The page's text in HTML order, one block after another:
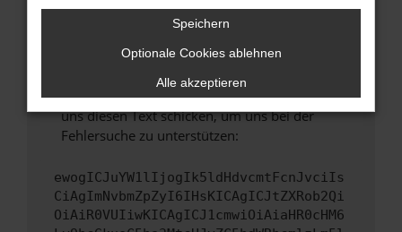
unterstützt werden.
Wenn du alle oben genannten Schritte versucht
hast, kontaktiere uns bitte. Wir werden
versuchen, das Problem zu beheben. Du kannst
uns diesen Text schicken, um uns bei der
Fehlersuche zu unterstützen:
ewogICJuYW1lIjogIk5ldHdvcmtFcnJvciIs
CiAgImNvbmZpZyI6IHsKICAgICJtZXRob2Qi
OiAiR0VUIiwKICAgICJ1cmwiOiAiaHR0cHM6
Speichern
Optionale Cookies ablehnen
Alle akzeptieren